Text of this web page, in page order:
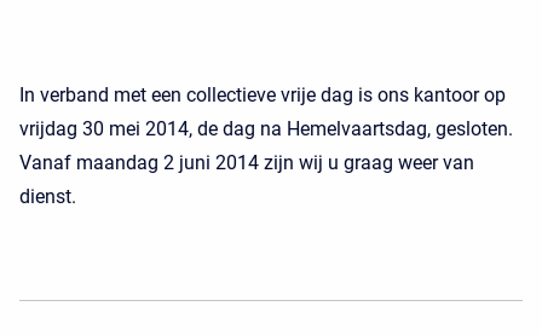
In verband met een collectieve vrije dag is ons kantoor op
vrijdag 30 mei 2014, de dag na Hemelvaartsdag, gesloten.
Vanaf maandag 2 juni 2014 zijn wij u graag weer van
dienst.